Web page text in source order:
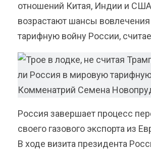
отношений Китая, Индии и
возрастают шансы
тарифную войну России,
Россия завершает процесс
своего газового экспорта из
В ходе визита президента